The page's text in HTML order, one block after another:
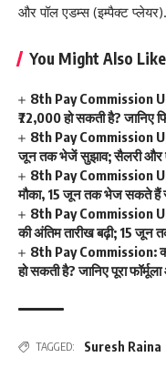
और पॉल एडम्स (इम्पैक्ट प्लेयर).
You Might Also Like
8th Pay Commission
₹72,000 हो सकती है? जानिए
8th Pay Commission
जून तक भेजें सुझाव; सैलरी और
8th Pay Commission
मौका, 15 जून तक भेज सकते हैं
8th Pay Commission
की अंतिम तारीख बढ़ी; 15 जून
8th Pay Commission:
हो सकती है? जानिए पूरा
TAGGED: Suresh Raina